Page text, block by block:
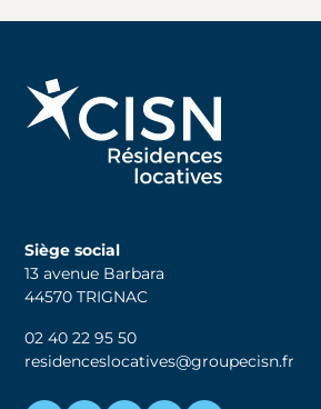
Siège social
13 avenue Barbara
44570 TRIGNAC
02 40 22 95 50
residenceslocatives@groupecisn.fr